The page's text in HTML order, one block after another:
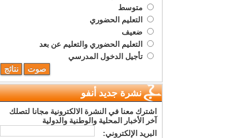
متوسط
التعليم الحضوري
ضعيف
التعليم الحضوري والتعليم عن بعد
تأجيل الدخول المدرسي
نشرة جديد أنفو
اشترك معنا في النشرة الالكترونية مجانا لتصلك
آخر الأخبار المحلية والوطنية والدولية
البريد اﻹلكتروني: